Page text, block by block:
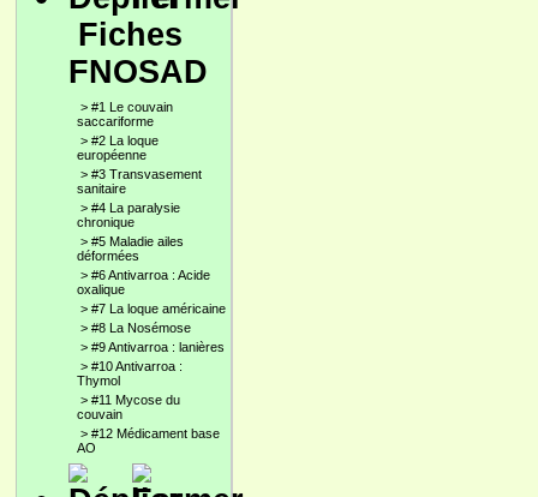
Fiches
FNOSAD
> #1 Le couvain
saccariforme
> #2 La loque
européenne
> #3 Transvasement
sanitaire
> #4 La paralysie
chronique
> #5 Maladie ailes
déformées
> #6 Antivarroa : Acide
oxalique
> #7 La loque américaine
> #8 La Nosémose
> #9 Antivarroa : lanières
> #10 Antivarroa :
Thymol
> #11 Mycose du
couvain
> #12 Médicament base
AO